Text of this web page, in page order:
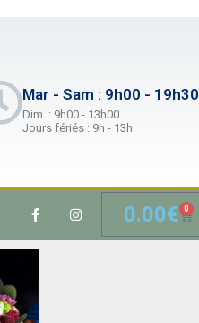
Mar - Sam : 9h00 - 19h30
Dim. : 9h00 - 13h00
Jours fériés : 9h - 13h
0.00€ 0